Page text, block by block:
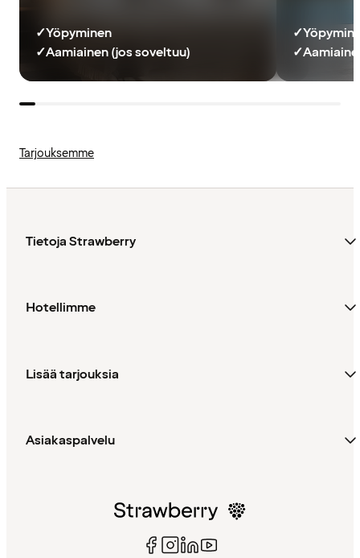
✓Yöpyminen
✓Aamiainen (jos soveltuu)
✓
✓
Tarjouksemme
Tietoja Strawberry
Hotellimme
Lisää tarjouksia
Asiakaspalvelu